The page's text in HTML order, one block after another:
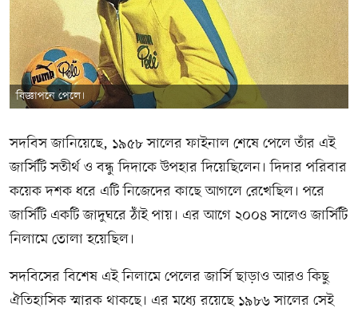
বিজ্ঞাপনে পেলে।
সদবিস জানিয়েছে, ১৯৫৮ সালের ফাইনাল শেষে পেলে তাঁর এই
জার্সিটি সতীর্থ ও বন্ধু দিদাকে উপহার দিয়েছিলেন। দিদার পরিবার
কয়েক দশক ধরে এটি নিজেদের কাছে আগলে রেখেছিল। পরে
জার্সিটি একটি জাদুঘরে ঠাঁই পায়। এর আগে ২০০৪ সালেও জার্সিটি
নিলামে তোলা হয়েছিল।
সদবিসের বিশেষ এই নিলামে পেলের জার্সি ছাড়াও আরও কিছু
ঐতিহাসিক স্মারক থাকছে। এর মধ্যে রয়েছে ১৯৮৬ সালের সেই